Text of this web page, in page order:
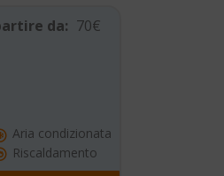
da: 70€
Aria condizionata
Riscaldamento